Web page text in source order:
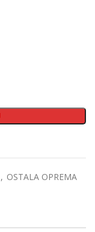
, OSTALA OPREMA